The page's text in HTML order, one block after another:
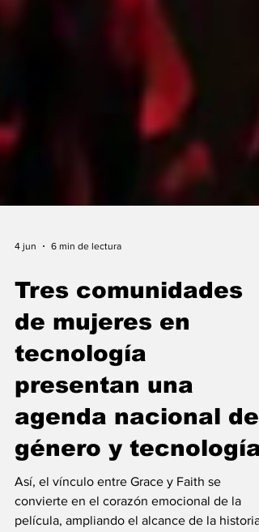
Tres comunidades
de mujeres en
tecnología
presentan una
agenda nacional de
género y tecnología
Así, el vínculo entre Grace y Faith se